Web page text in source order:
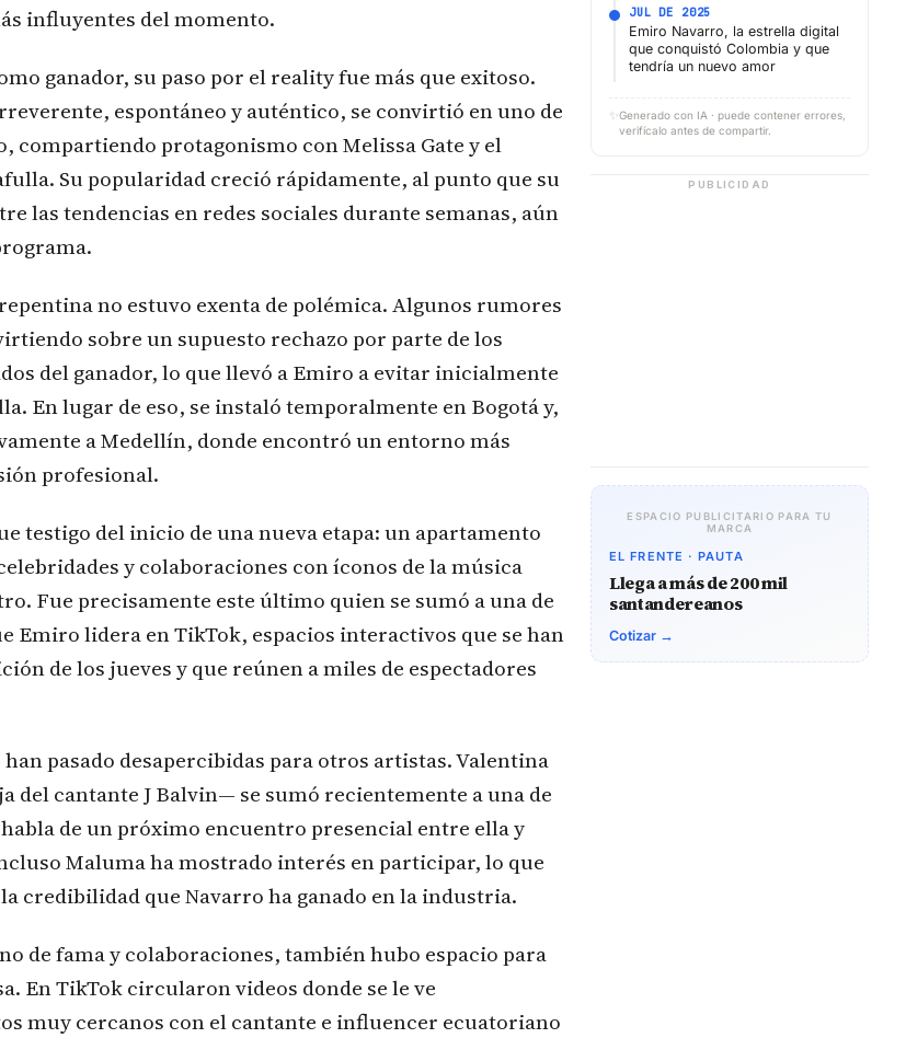
influyentes del momento.
ganador, su paso por el reality fue más que exitoso.
espontáneo y auténtico, se convirtió en uno de
compartiendo protagonismo con Melissa Gate y el
Su popularidad creció rápidamente, al punto que su
las tendencias en redes sociales durante semanas, aún
no estuvo exenta de polémica. Algunos rumores
sobre un supuesto rechazo por parte de los
del ganador, lo que llevó a Emiro a evitar inicialmente
En lugar de eso, se instaló temporalmente en Bogotá y,
a Medellín, donde encontró un entorno más
profesional.
testigo del inicio de una nueva etapa: un apartamento
y colaboraciones con íconos de la música
Fue precisamente este último quien se sumó a una de
Emiro lidera en TikTok, espacios interactivos que se han
de los jueves y que reúnen a miles de espectadores
pasado desapercibidas para otros artistas. Valentina
del cantante J Balvin— se sumó recientemente a una de
habla de un próximo encuentro presencial entre ella y
Maluma ha mostrado interés en participar, lo que
credibilidad que Navarro ha ganado en la industria.
de fama y colaboraciones, también hubo espacio para
En TikTok circularon videos donde se le ve
muy cercanos con el cantante e influencer ecuatoriano
JUL DE 2025
Emiro Navarro, la estrella digital
que conquistó Colombia y que
tendría un nuevo amor
✨ Generado con IA · puede contener errores,
verifícalo antes de compartir.
PUBLICIDAD
ESPACIO PUBLICITARIO PARA TU
MARCA
EL FRENTE · PAUTA
Llega a más de 200 mil
santandereanos
Cotizar →